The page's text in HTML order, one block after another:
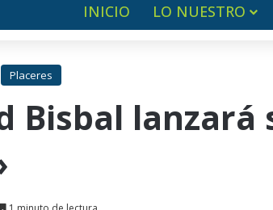
INICIO LO NUESTRO
Placeres
Bisbal